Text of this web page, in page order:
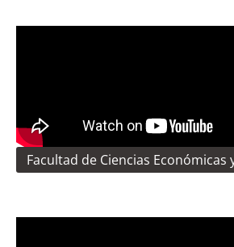
Facultad de Ciencias Económicas